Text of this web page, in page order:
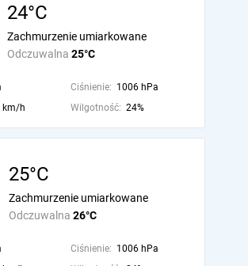
24°C
Odczuwalna 25°C
Zachmurzenie umiarkowane
Ciśnienie: 1006 hPa
km/h Wilgotność: 24%
25°C
Odczuwalna 26°C
Zachmurzenie umiarkowane
Ciśnienie: 1006 hPa